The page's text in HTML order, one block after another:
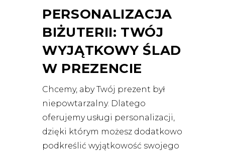
PERSONALIZACJA
BIŻUTERII: TWÓJ
WYJĄTKOWY ŚLAD
W PREZENCIE
Chcemy, aby Twój prezent był
niepowtarzalny. Dlatego
oferujemy usługi personalizacji,
dzięki którym możesz dodatkowo
podkreślić wyjątkowość swojego